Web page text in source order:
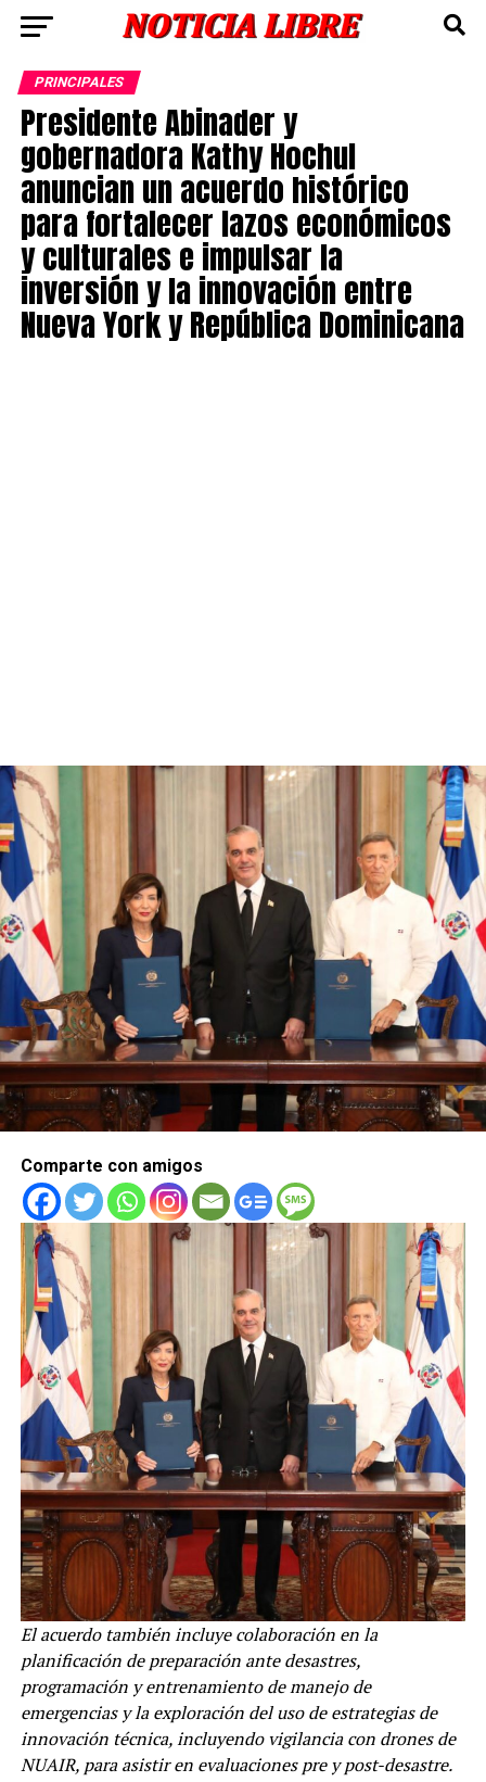
PRINCIPALES
Presidente Abinader y
gobernadora Kathy Hochul
anuncian un acuerdo histórico
para fortalecer lazos económicos
y culturales e impulsar la
inversión y la innovación entre
Nueva York y República Dominicana
Comparte con amigos
El acuerdo también incluye colaboración en la
planificación de preparación ante desastres,
programación y entrenamiento de manejo de
emergencias y la exploración del uso de estrategias de
innovación técnica, incluyendo vigilancia con drones de
NUAIR, para asistir en evaluaciones pre y post-desastre.